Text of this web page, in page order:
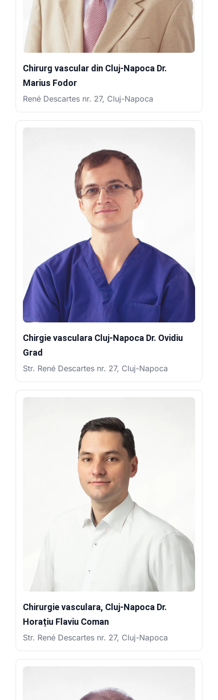
Chirurg vascular din Cluj-Napoca Dr.
Marius Fodor
René Descartes nr. 27, Cluj-Napoca
Chirgie vasculara Cluj-Napoca Dr. Ovidiu
Grad
Str. René Descartes nr. 27, Cluj-Napoca
Chirurgie vasculara, Cluj-Napoca Dr.
Horațiu Flaviu Coman
Str. René Descartes nr. 27, Cluj-Napoca